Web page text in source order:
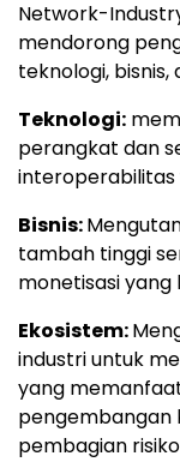
Network-
mendorong
teknologi, bisnis,
Teknologi:
perangkat dan
interoperabilitas
Bisnis:
tambah tinggi
monetisasi
Ekosistem:
industri untuk
yang
pengembangan
pembagian